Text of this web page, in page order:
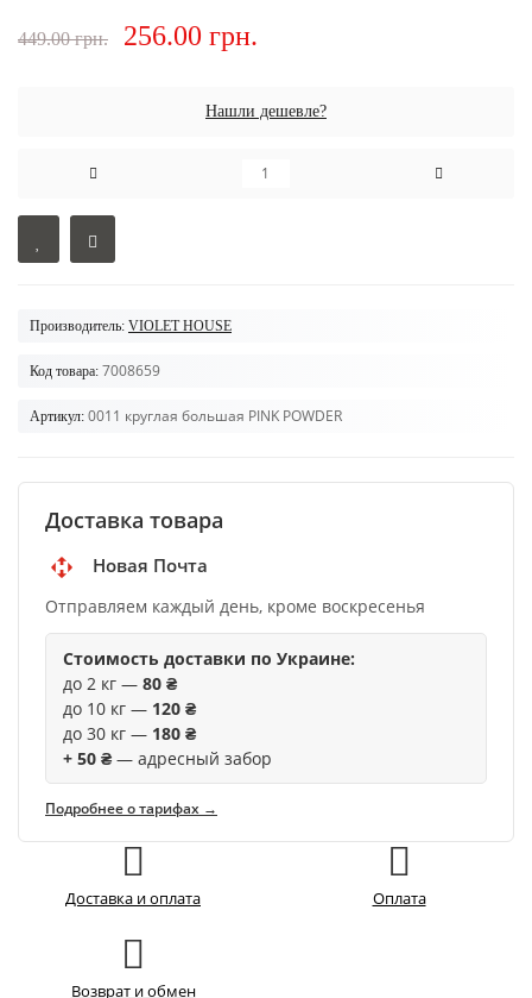
449.00 грн. 256.00 грн.
Нашли дешевле?
Производитель: VIOLET HOUSE
Код товара: 7008659
Артикул: 0011 круглая большая PINK POWDER
Доставка товара
Новая Почта
Отправляем каждый день, кроме воскресенья
Стоимость доставки по Украине:
до 2 кг — 80 ₴
до 10 кг — 120 ₴
до 30 кг — 180 ₴
+ 50 ₴ — адресный забор
Подробнее о тарифах →
Доставка и оплата Оплата
Возврат и обмен